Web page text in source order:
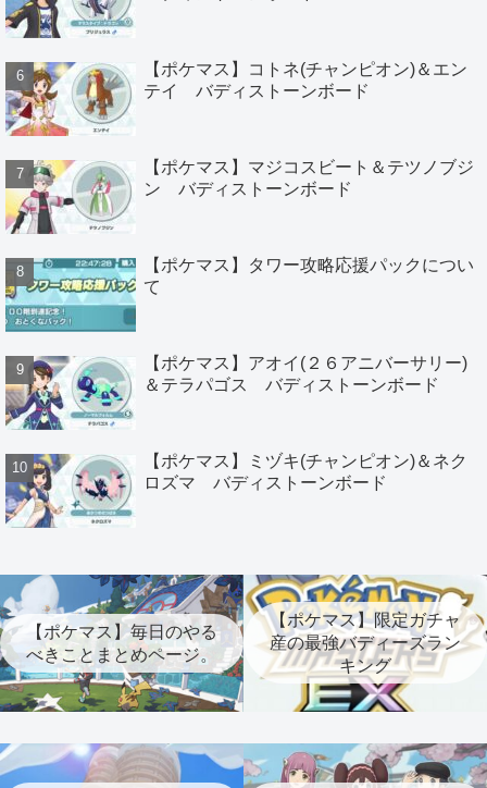
【ポケマス】コトネ(チャンピオン)＆エン
テイ バディストーンボード
【ポケマス】マジコスビート＆テツノブジ
ン バディストーンボード
【ポケマス】タワー攻略応援パックについ
て
【ポケマス】アオイ(２６アニバーサリー)
＆テラパゴス バディストーンボード
【ポケマス】ミヅキ(チャンピオン)＆ネク
ロズマ バディストーンボード
【ポケマス】毎日のやる
べきことまとめページ。
【ポケマス】限定ガチャ
産の最強バディーズラン
キング